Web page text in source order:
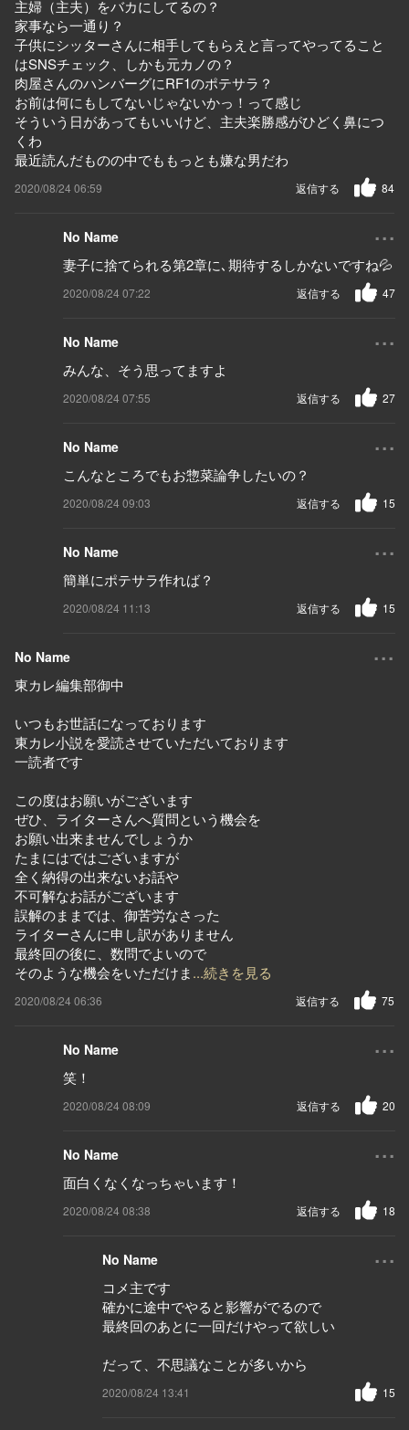
主婦（主夫）をバカにしてるの？
家事なら一通り？
子供にシッターさんに相手してもらえと言ってやってること
はSNSチェック、しかも元カノの？
肉屋さんのハンバーグにRF1のポテサラ？
お前は何にもしてないじゃないかっ！って感じ
そういう日があってもいいけど、主夫楽勝感がひどく鼻につ
くわ
最近読んだものの中でももっとも嫌な男だわ
2020/08/24 06:59 84
返信する
No Name ...
妻子に捨てられる第2章に､期待するしかないですね💦
2020/08/24 07:22 47
返信する
No Name ...
みんな、そう思ってますよ
2020/08/24 07:55 27
返信する
No Name ...
こんなところでもお惣菜論争したいの？
2020/08/24 09:03 15
返信する
No Name ...
簡単にポテサラ作れば？
2020/08/24 11:13 15
返信する
No Name ...
東カレ編集部御中
いつもお世話になっております
東カレ小説を愛読させていただいております
一読者です
この度はお願いがございます
ぜひ、ライターさんへ質問という機会を
お願い出来ませんでしょうか
たまにはではございますが
全く納得の出来ないお話や
不可解なお話がございます
誤解のままでは、御苦労なさった
ライターさんに申し訳がありません
最終回の後に、数問でよいので
そのような機会をいただけま...続きを見る
2020/08/24 06:36 75
返信する
No Name ...
笑！
2020/08/24 08:09 20
返信する
No Name ...
面白くなくなっちゃいます！
2020/08/24 08:38 18
返信する
No Name ...
コメ主です
確かに途中でやると影響がでるので
最終回のあとに一回だけやって欲しい
だって、不思議なことが多いから
2020/08/24 13:41 15